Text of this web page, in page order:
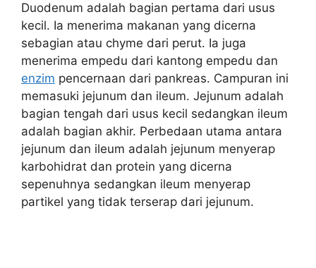
Duodenum adalah bagian pertama dari usus
kecil. Ia menerima makanan yang dicerna
sebagian atau chyme dari perut. Ia juga
menerima empedu dari kantong empedu dan
enzim pencernaan dari pankreas. Campuran ini
memasuki jejunum dan ileum. Jejunum adalah
bagian tengah dari usus kecil sedangkan ileum
adalah bagian akhir. Perbedaan utama antara
jejunum dan ileum adalah jejunum menyerap
karbohidrat dan protein yang dicerna
sepenuhnya sedangkan ileum menyerap
partikel yang tidak terserap dari jejunum.